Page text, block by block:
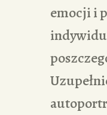
emocji i